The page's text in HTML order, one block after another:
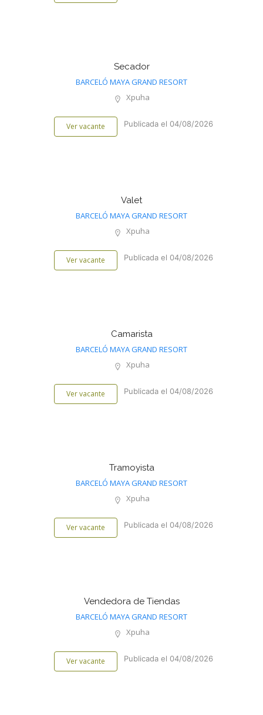
Secador
BARCELÓ MAYA GRAND RESORT
Xpuha
Ver vacante Publicada el 04/08/2026
Valet
BARCELÓ MAYA GRAND RESORT
Xpuha
Ver vacante Publicada el 04/08/2026
Camarista
BARCELÓ MAYA GRAND RESORT
Xpuha
Ver vacante Publicada el 04/08/2026
Tramoyista
BARCELÓ MAYA GRAND RESORT
Xpuha
Ver vacante Publicada el 04/08/2026
Vendedora de Tiendas
BARCELÓ MAYA GRAND RESORT
Xpuha
Ver vacante Publicada el 04/08/2026